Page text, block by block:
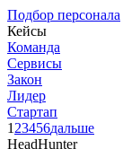
Подбор персонала
Кейсы
Команда
Сервисы
Закон
Лидер
Стартап
1 23456дальше
HeadHunter